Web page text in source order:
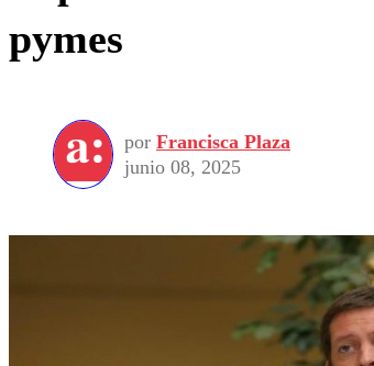
pymes
por Francisca Plaza
junio 08, 2025